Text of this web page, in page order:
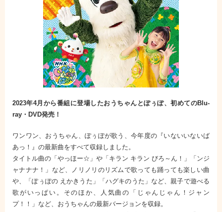
2023年4月から番組に登場したおうちゃんとぽぅぽ、初めてのBlu-
ray・DVD発売！
ワンワン、おうちゃん、ぽぅぽが歌う、今年度の『いないいないば
あっ！』の最新曲をすべて収録しました。
タイトル曲の「やっほー☆」や「キラン キラン びろ～ん！」「ンジ
ャナナナ！」など、ノリノリのリズムで歌っても踊っても楽しい曲
や、「ぽぅぽの えかきうた」「ハグキのうた」など、親子で遊べる
歌がいっぱい。そのほか、人気曲の「じゃんじゃん！ジャン
プ！！」など、おうちゃんの最新バージョンを収録。